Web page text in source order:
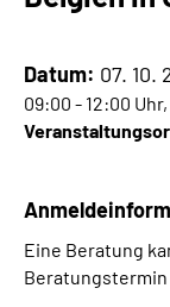
Über uns &
Language
Datum: 07. 10.
09:00 - 12:00
Eine Beratung